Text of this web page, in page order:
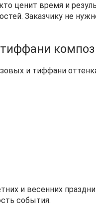
ценит время и
Заказчику не
и тиффани
и весенних
события.